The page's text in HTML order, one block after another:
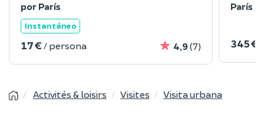
por París
Instantáneo
17 € / persona 4,9(7)
París
345 €
Activités & loisirs Visites Visita urbana